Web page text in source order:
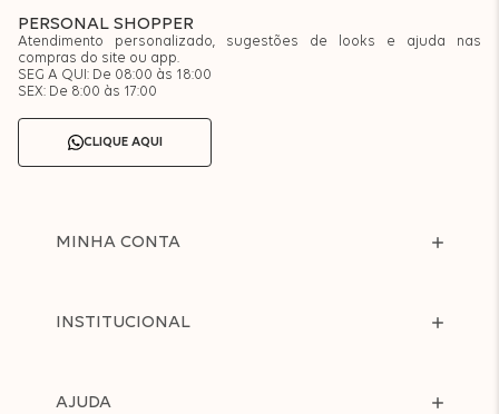
PERSONAL SHOPPER
Atendimento personalizado, sugestões de looks e ajuda nas
compras do site ou app.
SEG A QUI: De 08:00 às 18:00
SEX: De 8:00 às 17:00
CLIQUE AQUI
MINHA CONTA
INSTITUCIONAL
AJUDA